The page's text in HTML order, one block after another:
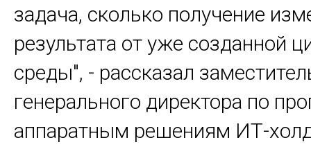
задача, сколько получение
результата от уже созданной
среды", - рассказал
генерального директора по
аппаратным решениям ИТ-